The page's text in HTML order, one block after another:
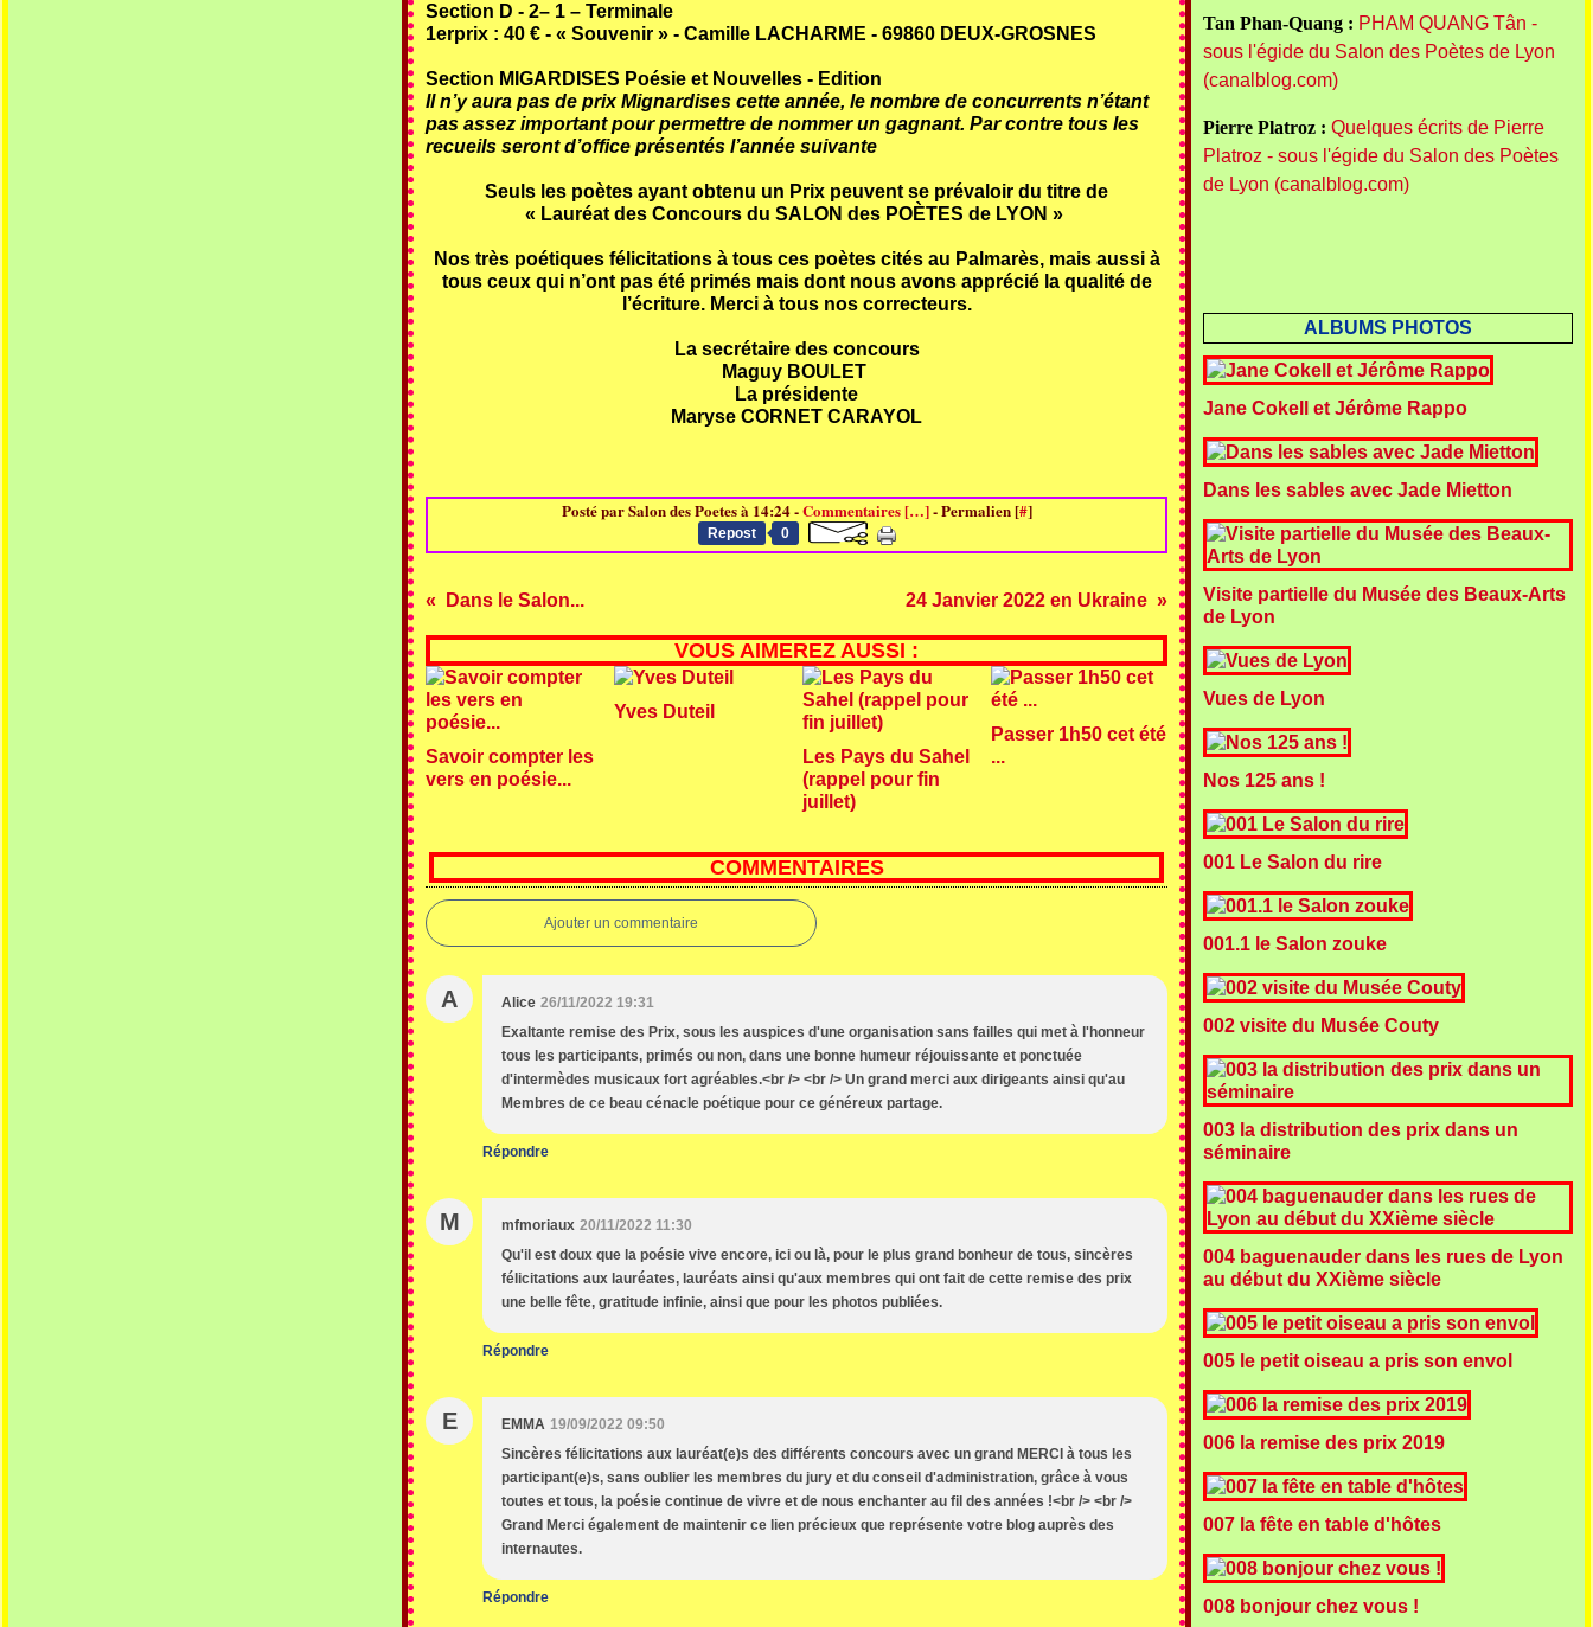
Section D -2– 1 – Terminale
1erprix :40 € -« Souvenir » - Camille LACHARME - 69860 DEUX-GROSNES
Section MIGARDISES Poésie et Nouvelles - Edition
Il n’y aura pas de prix Mignardises cette année, le nombre de concurrents n’étant
pas assez important pour permettre de nommer un gagnant. Par contre tous les
recueils seront d’office présentés l’année suivante
Seuls les poètes ayant obtenu un Prix peuvent se prévaloir du titre de
« Lauréat des Concours du SALON des POÈTES de LYON »
Nos très poétiques félicitations à tous ces poètes cités au Palmarès, mais aussi à
tous ceux qui n’ont pas été primés mais dont nous avons apprécié la qualité de
l’écriture. Merci à tous nos correcteurs.
La secrétaire des concours
Maguy BOULET
La présidente
Maryse CORNET CARAYOL
Posté par Salon des Poetes à 14:24 -Commentaires […]- Permalien [#]
Repost 0
Dans le Salon... 24 Janvier 2022 en Ukraine
VOUS AIMEREZ AUSSI :
Savoir compter les
vers en poésie...
Yves Duteil
Les Pays du Sahel
(rappel pour fin
juillet)
Passer 1h50 cet été
...
COMMENTAIRES
Ajouter un commentaire
A Alice 26/11/2022 19:31
Exaltante remise des Prix, sous les auspices d'une organisation sans failles qui met à l'honneur
tous les participants, primés ou non, dans une bonne humeur réjouissante et ponctuée
d'intermèdes musicaux fort agréables.<br /> <br /> Un grand merci aux dirigeants ainsi qu'au
Membres de ce beau cénacle poétique pour ce généreux partage.
Répondre
M mfmoriaux 20/11/2022 11:30
Qu'il est doux que la poésie vive encore, ici ou là, pour le plus grand bonheur de tous, sincères
félicitations aux lauréates, lauréats ainsi qu'aux membres qui ont fait de cette remise des prix
une belle fête, gratitude infinie, ainsi que pour les photos publiées.
Répondre
E EMMA 19/09/2022 09:50
Sincères félicitations aux lauréat(e)s des différents concours avec un grand MERCI à tous les
participant(e)s, sans oublier les membres du jury et du conseil d'administration, grâce à vous
toutes et tous, la poésie continue de vivre et de nous enchanter au fil des années !<br /> <br />
Grand Merci également de maintenir ce lien précieux que représente votre blog auprès des
internautes.
Répondre
Tan Phan-Quang : PHAM QUANG Tân -
sous l'égide du Salon des Poètes de Lyon
(canalblog.com)
Pierre Platroz : Quelques écrits de Pierre
Platroz - sous l'égide du Salon des Poètes
de Lyon (canalblog.com)
ALBUMS PHOTOS
Jane Cokell et Jérôme Rappo
Dans les sables avec Jade Mietton
Visite partielle du Musée des Beaux-Arts
de Lyon
Vues de Lyon
Nos 125 ans !
001 Le Salon du rire
001.1 le Salon zouke
002 visite du Musée Couty
003 la distribution des prix dans un
séminaire
004 baguenauder dans les rues de Lyon
au début du XXième siècle
005 le petit oiseau a pris son envol
006 la remise des prix 2019
007 la fête en table d'hôtes
008 bonjour chez vous !